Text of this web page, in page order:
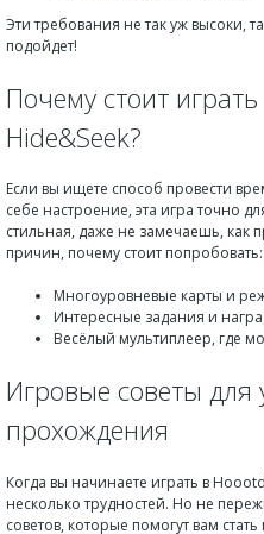
Эти требования не так уж высоки,
подойдет!
Почему стоит
Hide&Seek?
Если вы ищете способ провести
себе настроение, эта игра точно
стильная, даже не замечаешь, как
причин, почему стоит попробовать:
Многоуровневые карты и
Интересные задания и
Весёлый мультиплеер, где
Игровые советы для
прохождения
Когда вы начинаете играть в
несколько трудностей. Но не
советов, которые помогут вам